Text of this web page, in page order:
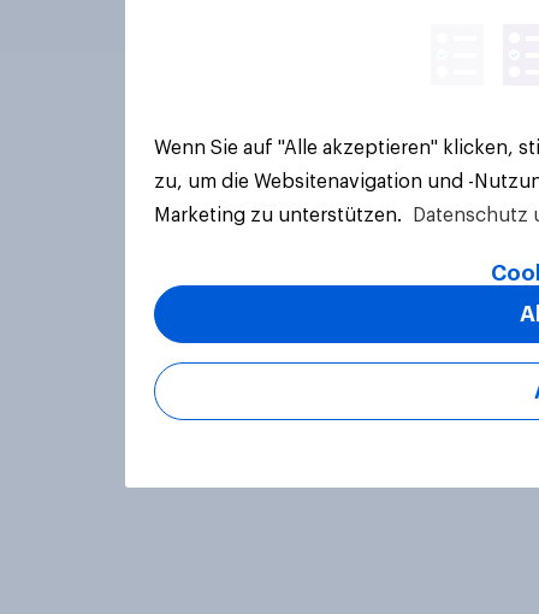
Wenn Sie auf "Alle akzeptieren" klicken,
zu, um die Websitenavigation und -
Marketing zu unterstützen.
Datenschutz